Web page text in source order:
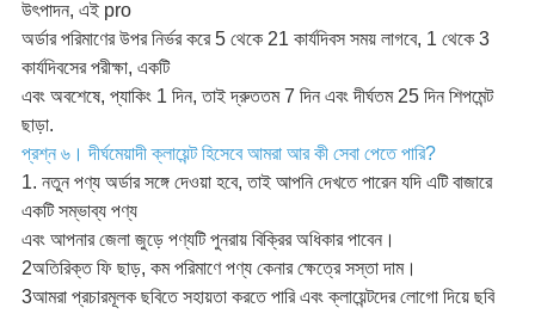
উৎপাদন, এই pro
অর্ডার পরিমাণের উপর নির্ভর করে 5 থেকে 21 কার্যদিবস সময় লাগবে, 1 থেকে 3
কার্যদিবসের পরীক্ষা, একটি
এবং অবশেষে, প্যাকিং 1 দিন, তাই দ্রুততম 7 দিন এবং দীর্ঘতম 25 দিন শিপমেন্ট
ছাড়া.
প্রশ্ন ৬। দীর্ঘমেয়াদী ক্লায়েন্ট হিসেবে আমরা আর কী সেবা পেতে পারি?
1. নতুন পণ্য অর্ডার সঙ্গে দেওয়া হবে, তাই আপনি দেখতে পারেন যদি এটি বাজারে
একটি সম্ভাব্য পণ্য
এবং আপনার জেলা জুড়ে পণ্যটি পুনরায় বিক্রির অধিকার পাবেন।
2অতিরিক্ত ফি ছাড়, কম পরিমাণে পণ্য কেনার ক্ষেত্রে সস্তা দাম।
3আমরা প্রচারমূলক ছবিতে সহায়তা করতে পারি এবং ক্লায়েন্টদের লোগো দিয়ে ছবি